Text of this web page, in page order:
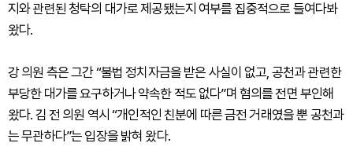
지와 관련된 청탁의 대가로 제공됐는지 여부를 집중적으로 들여다봐
왔다.
강 의원 측은 그간 “불법 정치자금을 받은 사실이 없고, 공천과 관련한
부당한 대가를 요구하거나 약속한 적도 없다”며 혐의를 전면 부인해
왔다. 김 전 의원 역시 “개인적인 친분에 따른 금전 거래였을 뿐 공천과
는 무관하다”는 입장을 밝혀 왔다.